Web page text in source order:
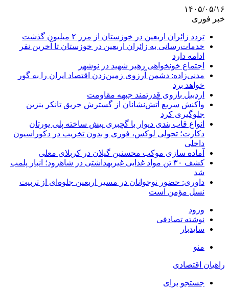
۱۴۰۵/۰۵/۱۶
خبر فوری
تردد زائران اربعین در خوزستان از مرز ۲ میلیون گذشت
خدمات‌رسانی به زائران اربعین در خوزستان تا آخرین نفر
ادامه دارد
اجتماع خونخواهی رهبر شهید در نوشهر
مدنی‌زاده: دشمن آرزوی زمین‌زدن اقتصاد ایران را به گور
خواهد برد
اردبیل بازوی قدرتمند جبهه مقاومت
واکنش سریع آتش‌نشانان از گسترش حریق تانکر بنزین
جلوگیری کرد
انواع قاب بندی دیوار با گچبری پیش ساخته پلی یورتان
دکارت؛ تحولی لوکس، فوری و بدون تخریب در دکوراسیون
داخلی
آماده سازی موکب محسنین گیلان در کربلای معلی
کشف ۳۰ تن مواد غذایی غیربهداشتی در شاهرود؛ انبار پلمب
شد
داوری: حضور نوجوانان در مسیر اربعین جلوه‌ای از تربیت
نسل مؤمن است
ورود
نوشته تصادفی
سایدبار
منو
راهیان اقتصادی
جستجو برای